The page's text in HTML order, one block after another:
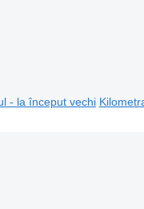
- la început vechi